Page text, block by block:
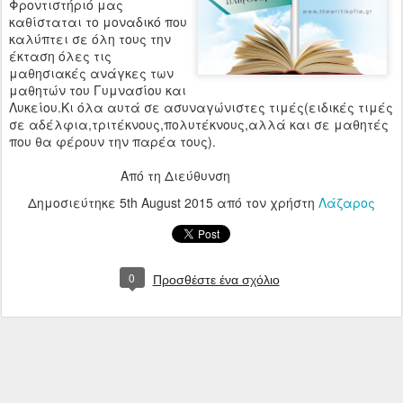
Φροντιστήριό μας
καθίσταται το μοναδικό που
καλύπτει σε όλη τους την
έκταση όλες τις
μαθησιακές ανάγκες των
μαθητών του Γυμνασίου και
Λυκείου.Κι όλα αυτά σε ασυναγώνιστες τιμές(ειδικές τιμές
σε αδέλφια,τριτέκνους,πολυτέκνους,αλλά και σε μαθητές
που θα φέρουν την παρέα τους).
Από τη Διεύθυνση
Δημοσιεύτηκε 5th August 2015 από τον χρήστη Λάζαρος
0 Προσθέστε ένα σχόλιο